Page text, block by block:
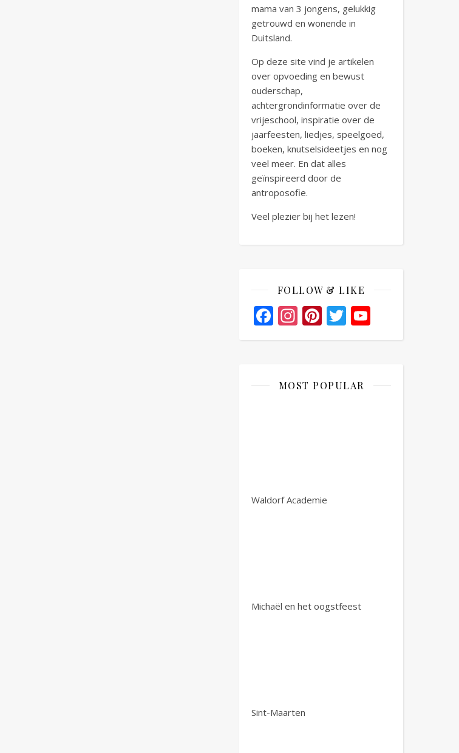
mama van 3 jongens, gelukkig
getrouwd en wonende in
Duitsland.
Op deze site vind je artikelen
over opvoeding en bewust
ouderschap,
achtergrondinformatie over de
vrijeschool, inspiratie over de
jaarfeesten, liedjes, speelgoed,
boeken, knutselsideetjes en nog
veel meer. En dat alles
geïnspireerd door de
antroposofie.
Veel plezier bij het lezen!
FOLLOW & LIKE
Facebook
Instagram
Pinterest
Twitter
Channel
MOST POPULAR
Waldorf Academie
Michaël en het oogstfeest
Sint-Maarten